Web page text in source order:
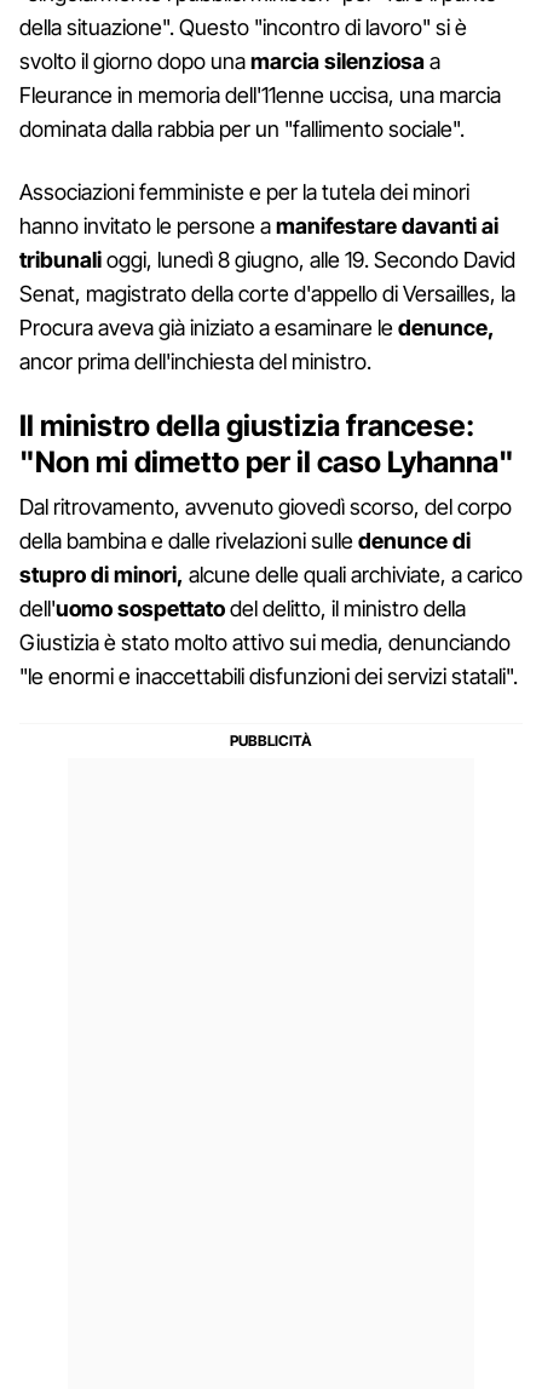
della situazione". Questo "incontro di lavoro" si è
svolto il giorno dopo unamarcia silenziosaa
Fleurance in memoria dell'11enne uccisa, una marcia
dominata dalla rabbia per un "fallimento sociale".
Associazioni femministe e per la tutela dei minori
hanno invitato le persone amanifestare davanti ai
tribunalioggi, lunedì 8 giugno, alle 19. Secondo David
Senat, magistrato della corte d'appello di Versailles, la
Procura aveva già iniziato a esaminare ledenunce,
ancor prima dell'inchiesta del ministro.
Il ministro della giustizia francese:
"Non mi dimetto per il caso Lyhanna"
Dal ritrovamento, avvenuto giovedì scorso, del corpo
della bambina e dalle rivelazioni sulledenuncedi
stupro di minori, alcune delle quali archiviate, a carico
dell'uomo sospettatodel delitto, il ministro della
Giustizia è stato molto attivo sui media, denunciando
"le enormi e inaccettabili disfunzioni dei servizi statali".